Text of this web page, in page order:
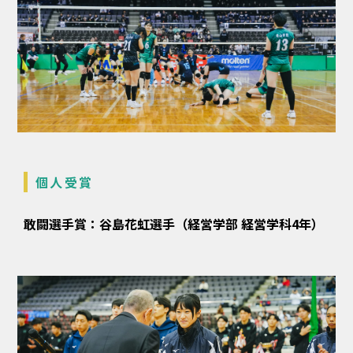
個人受賞
敢闘選手賞：谷島花虹選手（経営学部 経営学科4年）